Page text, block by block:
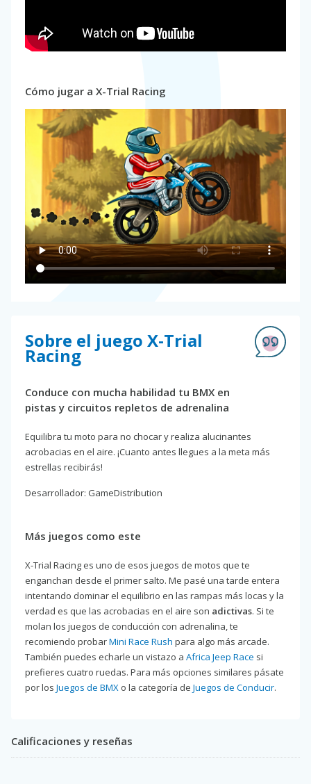
Cómo jugar a X-Trial Racing
Sobre el juego X-Trial
Racing
Conduce con mucha habilidad tu BMX en
pistas y circuitos repletos de adrenalina
Equilibra tu moto para no chocar y realiza alucinantes
acrobacias en el aire. ¡Cuanto antes llegues a la meta más
estrellas recibirás!
Desarrollador: GameDistribution
Más juegos como este
X-Trial Racing es uno de esos juegos de motos que te
enganchan desde el primer salto. Me pasé una tarde entera
intentando dominar el equilibrio en las rampas más locas y la
verdad es que las acrobacias en el aire son adictivas. Si te
molan los juegos de conducción con adrenalina, te
recomiendo probarMini Race Rush para algo más arcade.
También puedes echarle un vistazo a Africa Jeep Race si
prefieres cuatro ruedas. Para más opciones similares pásate
por los Juegos de BMX o la categoría de Juegos de Conducir.
Calificaciones y reseñas